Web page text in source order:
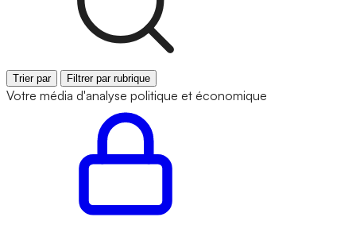
Trier par Filtrer par rubrique
Votre média d'analyse politique et économique